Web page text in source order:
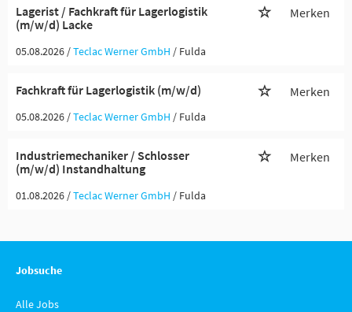
Lagerist / Fachkraft für Lagerlogistik
(m/w/d) Lacke
Merken
05.08.2026 /Teclac Werner GmbH / Fulda
Fachkraft für Lagerlogistik (m/w/d) Merken
05.08.2026 /Teclac Werner GmbH / Fulda
Industriemechaniker / Schlosser
(m/w/d) Instandhaltung
Merken
01.08.2026 /Teclac Werner GmbH / Fulda
Jobsuche
Alle Jobs